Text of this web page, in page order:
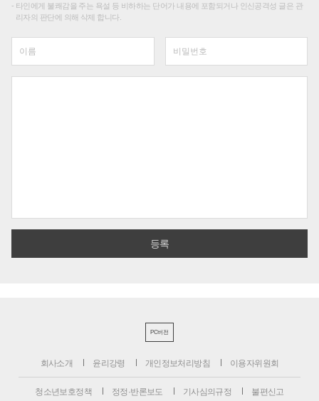
타인에게 불쾌감을 주는 욕설 등 비하하는 단어가 내용에 포함되거나 인신공격성 글은 관
리자의 판단에 의해 삭제 합니다.
PC버전
회사소개 윤리강령 개인정보처리방침 이용자위원회
청소년보호정책 정정·반론보도 기사심의규정 불편신고